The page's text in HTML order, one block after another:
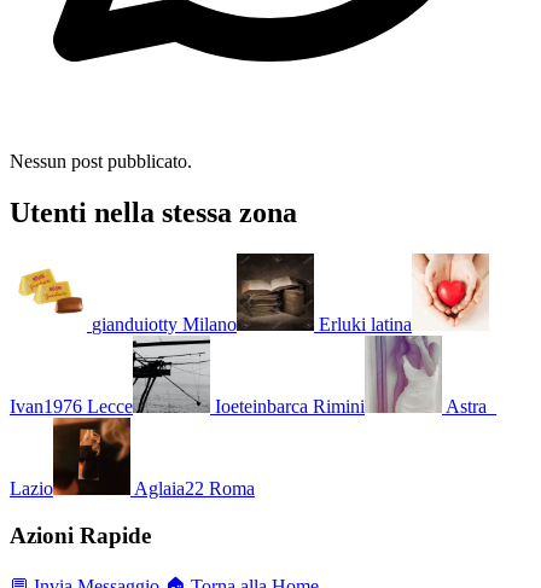
Nessun post pubblicato.
Utenti nella stessa zona
gianduiotty Milano Erluki latina
Ivan1976 Lecce Ioeteinbarca Rimini Astra_
Lazio Aglaia22 Roma
Azioni Rapide